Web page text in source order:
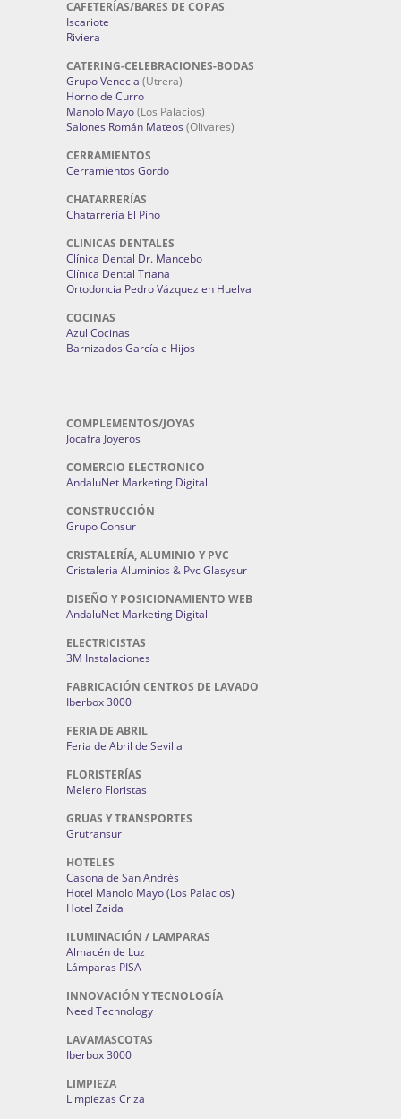
CAFETERÍAS/BARES DE COPAS
Iscariote
Riviera
CATERING-CELEBRACIONES-BODAS
Grupo Venecia (Utrera)
Horno de Curro
Manolo Mayo(Los Palacios)
Salones Román Mateos (Olivares)
CERRAMIENTOS
Cerramientos Gordo
CHATARRERÍAS
Chatarrería El Pino
CLINICAS DENTALES
Clínica Dental Dr. Mancebo
Clínica Dental Triana
Ortodoncia Pedro Vázquez en Huelva
COCINAS
Azul Cocinas
Barnizados García e Hijos
COMPLEMENTOS/JOYAS
Jocafra Joyeros
COMERCIO ELECTRONICO
AndaluNet Marketing Digital
CONSTRUCCIÓN
Grupo Consur
CRISTALERÍA, ALUMINIO Y PVC
Cristaleria Aluminios & Pvc Glasysur
DISEÑO Y POSICIONAMIENTO WEB
AndaluNet Marketing Digital
ELECTRICISTAS
3M Instalaciones
FABRICACIÓN CENTROS DE LAVADO
Iberbox 3000
FERIA DE ABRIL
Feria de Abril de Sevilla
FLORISTERÍAS
Melero Floristas
GRUAS Y TRANSPORTES
Grutransur
HOTELES
Casona de San Andrés
Hotel Manolo Mayo (Los Palacios)
Hotel Zaida
ILUMINACIÓN / LAMPARAS
Almacén de Luz
Lámparas PISA
INNOVACIÓN Y TECNOLOGÍA
Need Technology
LAVAMASCOTAS
Iberbox 3000
LIMPIEZA
Limpiezas Criza